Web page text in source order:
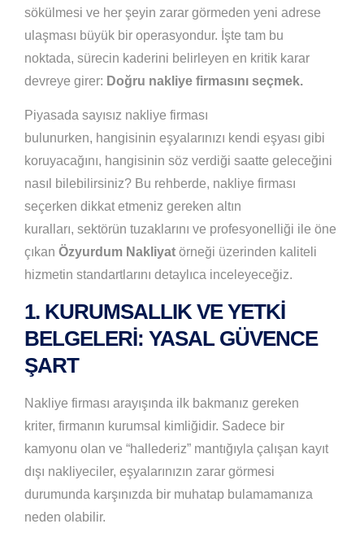
sökülmesi ve her şeyin zarar görmeden yeni adrese
ulaşması büyük bir operasyondur. İşte tam bu
noktada, sürecin kaderini belirleyen en kritik karar
devreye girer: Doğru nakliye firmasını seçmek.
Piyasada sayısız nakliye firması
bulunurken, hangisinin eşyalarınızı kendi eşyası gibi
koruyacağını, hangisinin söz verdiği saatte geleceğini
nasıl bilebilirsiniz? Bu rehberde, nakliye firması
seçerken dikkat etmeniz gereken altın
kuralları, sektörün tuzaklarını ve profesyonelliği ile öne
çıkan Özyurdum Nakliyat örneği üzerinden kaliteli
hizmetin standartlarını detaylıca inceleyeceğiz.
1. KURUMSALLIK VE YETKI
BELGELERI: YASAL GÜVENCE
ŞART
Nakliye firması arayışında ilk bakmanız gereken
kriter, firmanın kurumsal kimliğidir. Sadece bir
kamyonu olan ve “hallederiz” mantığıyla çalışan kayıt
dışı nakliyeciler, eşyalarınızın zarar görmesi
durumunda karşınızda bir muhatap bulamamanıza
neden olabilir.